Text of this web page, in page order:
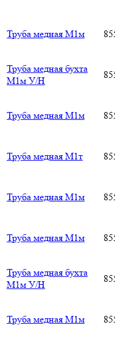
Труба медная М1м
Труба медная бухта
М1м У/Н
Труба медная М1м
Труба медная М1т
Труба медная М1м
Труба медная М1м
Труба медная бухта
М1м У/Н
Труба медная М1м